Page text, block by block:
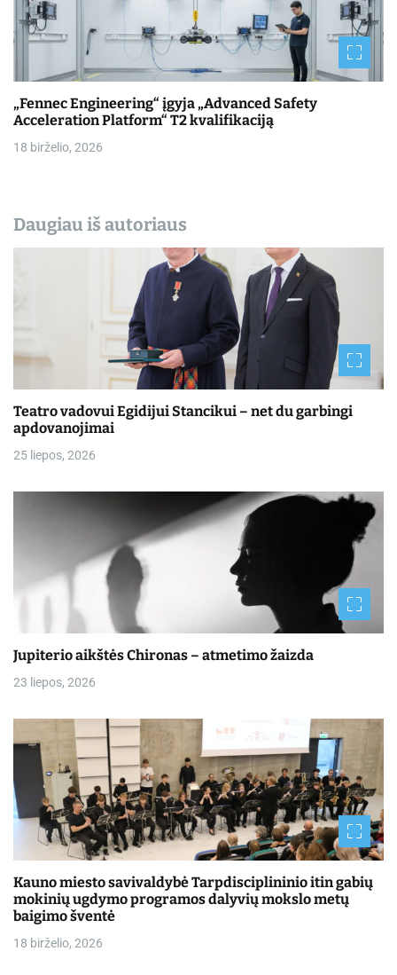
„Fennec Engineering“ įgyja „Advanced Safety
Acceleration Platform“ T2 kvalifikaciją
18 birželio, 2026
Daugiau iš autoriaus
Teatro vadovui Egidijui Stancikui – net du garbingi
apdovanojimai
25 liepos, 2026
Jupiterio aikštės Chironas – atmetimo žaizda
23 liepos, 2026
Kauno miesto savivaldybė Tarpdisciplininio itin gabių
mokinių ugdymo programos dalyvių mokslo metų
baigimo šventė
18 birželio, 2026